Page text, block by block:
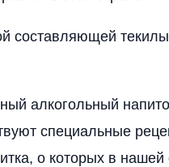
составляющей
алкогольный
специальные
о которых в